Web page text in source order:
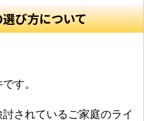
び方について
す。
されているご家庭のライ